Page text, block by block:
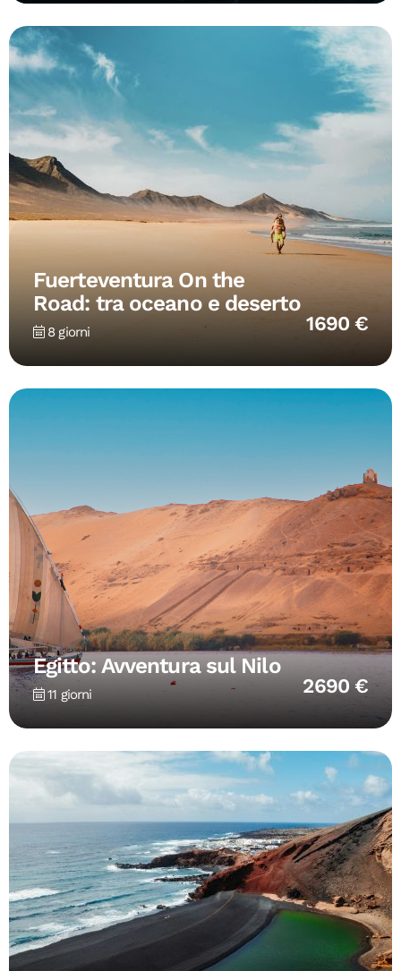
Fuerteventura On the
Road: tra oceano e deserto
8 giorni 1690 €
Egitto: Avventura sul Nilo
11 giorni 2690 €